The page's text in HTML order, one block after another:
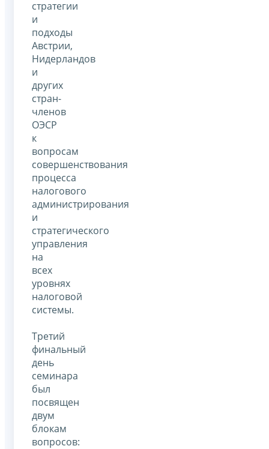
стратегии
и
подходы
Австрии,
Нидерландов
и
других
стран-
членов
ОЭСР
к
вопросам
совершенствования
процесса
налогового
администрирования
и
стратегического
управления
на
всех
уровнях
налоговой
системы.
Третий
финальный
день
семинара
был
посвящен
двум
блокам
вопросов: